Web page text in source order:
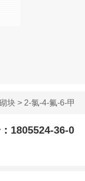
块> 2-氯-4-氟-6-甲
1805524-36-0